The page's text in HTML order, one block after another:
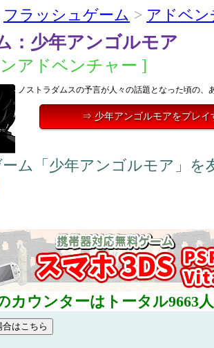
フラッシュゲーム > アドベン
：少年アンゴルモア
アドベンチャー ]
ノストラダムスの予言が人々の話題となった頃の、
⇒ 少年アンゴルモアをプレイ
ム「少年アンゴルモア」を
カウンターはトータル9663